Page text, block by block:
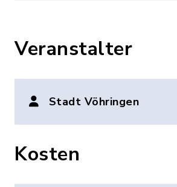
Veranstalter
Stadt Vöhringen
Kosten